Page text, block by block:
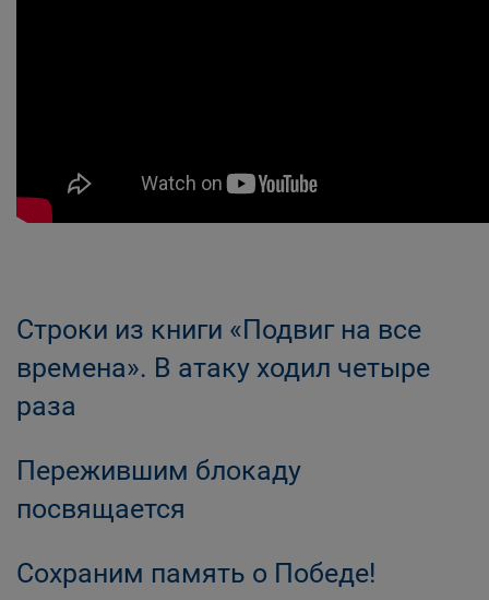
Строки из книги «Подвиг на все
времена». В атаку ходил четыре
раза
Пережившим блокаду
посвящается
Сохраним память о Победе!